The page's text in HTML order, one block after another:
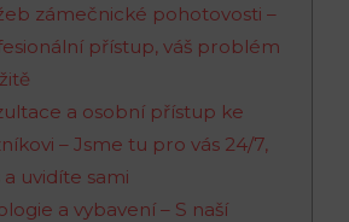
zámečnické pohotovosti –
přístup, váš problém
a osobní přístup ke
– Jsme tu pro vás 24/7,
uvidíte sami
a vybavení – S naší